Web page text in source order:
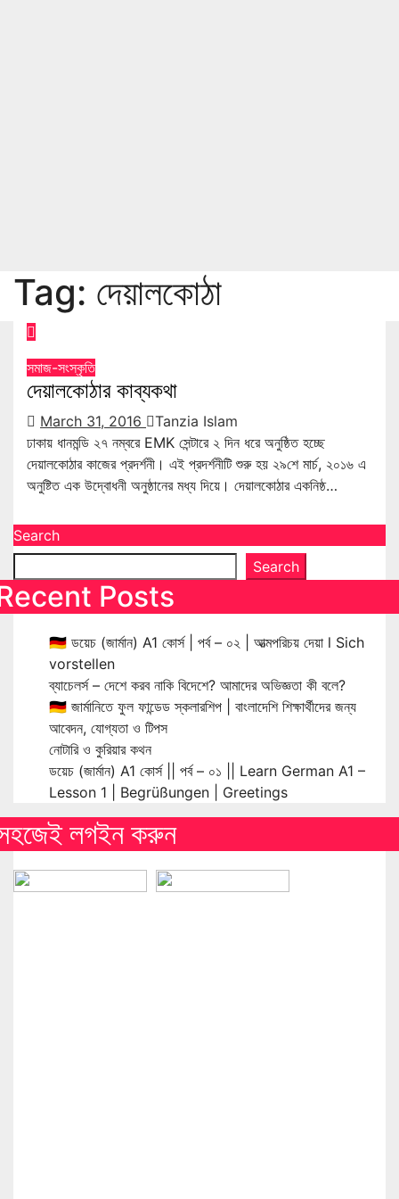
Tag: দেয়ালকোঠা
সমাজ-সংস্কৃতি
দেয়ালকোঠার কাব্যকথা
March 31, 2016
Tanzia Islam
ঢাকায় ধানমন্ডি ২৭ নম্বরে EMK সেন্টারে ২ দিন ধরে অনুষ্ঠিত হচ্ছে
দেয়ালকোঠার কাজের প্রদর্শনী। এই প্রদর্শনীটি শুরু হয় ২৯শে মার্চ, ২০১৬ এ
অনুষ্টিত এক উদ্বোধনী অনুষ্ঠানের মধ্য দিয়ে। দেয়ালকোঠার একনিষ্ঠ…
Search
Search
Posts
🇩🇪 ডয়েচ (জার্মান) A1 কোর্স | পর্ব – ০২ | আত্মপরিচয় দেয়া l Sich
vorstellen
ব্যাচেলর্স – দেশে করব নাকি বিদেশে? আমাদের অভিজ্ঞতা কী বলে?
🇩🇪 জার্মানিতে ফুল ফান্ডেড স্কলারশিপ | বাংলাদেশি শিক্ষার্থীদের জন্য
আবেদন, যোগ্যতা ও টিপস
নোটারি ও কুরিয়ার কথন
ডয়েচ (জার্মান) A1 কোর্স || পর্ব – ০১ || Learn German A1 –
Lesson 1 | Begrüßungen | Greetings
লগইন করুন